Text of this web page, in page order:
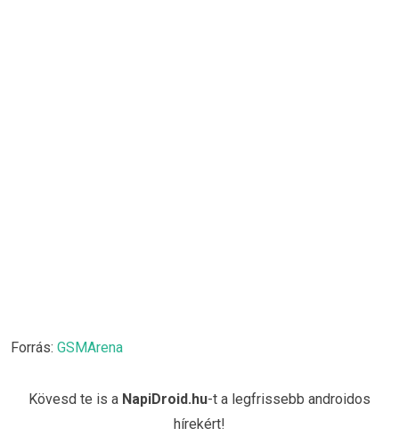
Forrás: GSMArena
Kövesd te is a NapiDroid.hu-t a legfrissebb androidos
hírekért!